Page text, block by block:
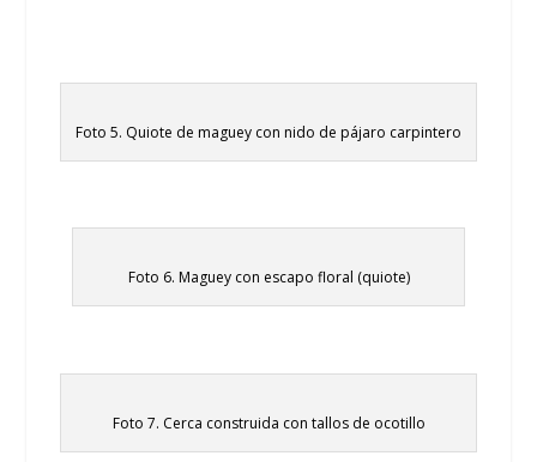
Foto 5. Quiote de maguey con nido de pájaro carpintero
Foto 6. Maguey con escapo floral (quiote)
Foto 7. Cerca construida con tallos de ocotillo